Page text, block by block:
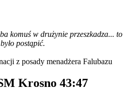
komuś w drużynie przeszkadza... to
postąpić.
z posady menadżera Falubazu
Krosno 43:47